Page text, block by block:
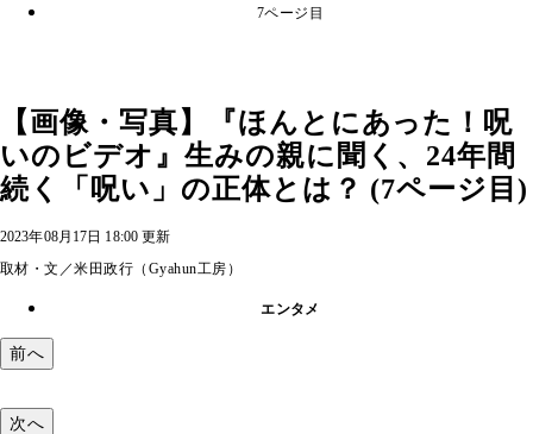
7ページ目
【画像・写真】『ほんとにあった！呪
いのビデオ』生みの親に聞く、24年間
続く「呪い」の正体とは？ (7ページ目)
2023年08月17日 18:00 更新
取材・文／米田政行（Gyahun工房）
エンタメ
前へ
次へ